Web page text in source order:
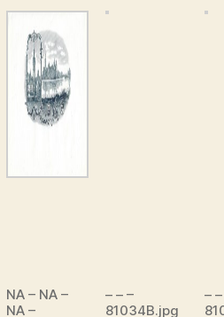
NA – NA –
NA –
– – –
81034B.jpg
–